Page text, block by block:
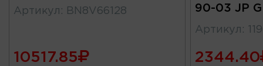
Артикул : BN8V66128
10517.85
90-03 JP
Артикул :
2344.40